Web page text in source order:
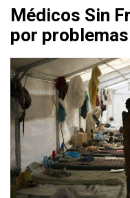
Médicos Sin
por